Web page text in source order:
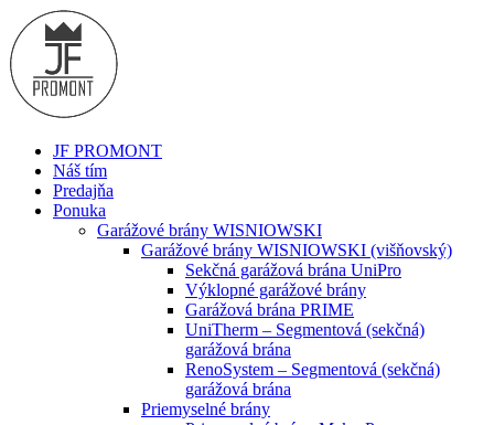
JF PROMONT
Náš tím
Predajňa
Ponuka
Garážové brány WISNIOWSKI
Garážové brány WISNIOWSKI (višňovský)
Sekčná garážová brána UniPro
Výklopné garážové brány
Garážová brána PRIME
UniTherm – Segmentová (sekčná)
garážová brána
RenoSystem – Segmentová (sekčná)
garážová brána
Priemyselné brány